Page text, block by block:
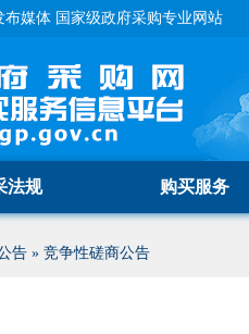
媒体 国家级政府采购专业网站
法规 购买服务
告 » 竞争性磋商公告